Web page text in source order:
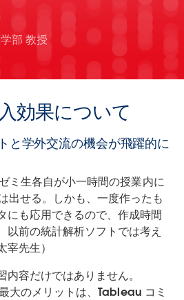
部 教授
効果について
と学外交流の機会が飛躍的に
ミ生各自が小一時間の授業内に
出せる。しかも、一度作ったも
にも応用できるので、作成時間
以前の統計解析ソフトでは考え
先生）
容だけではありません。
大のメリットは、Tableau コミ